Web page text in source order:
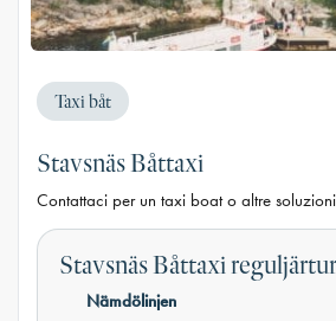
Taxi båt
Stavsnäs Båttaxi
Contattaci per un taxi boat o altre
Stavsnäs Båttaxi
Nämdölinjen